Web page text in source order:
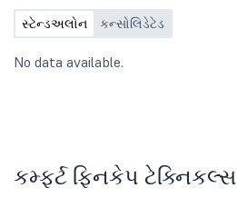
ended June 30, 2026, i.e., up to
August 14, 2026 (both days inclusive).
સ્ટેન્ડઅલોન કન્સોલિડેટેડ
No data available.
કમ્ફર્ટ ફિનકેપ ટેક્નિકલ્સ